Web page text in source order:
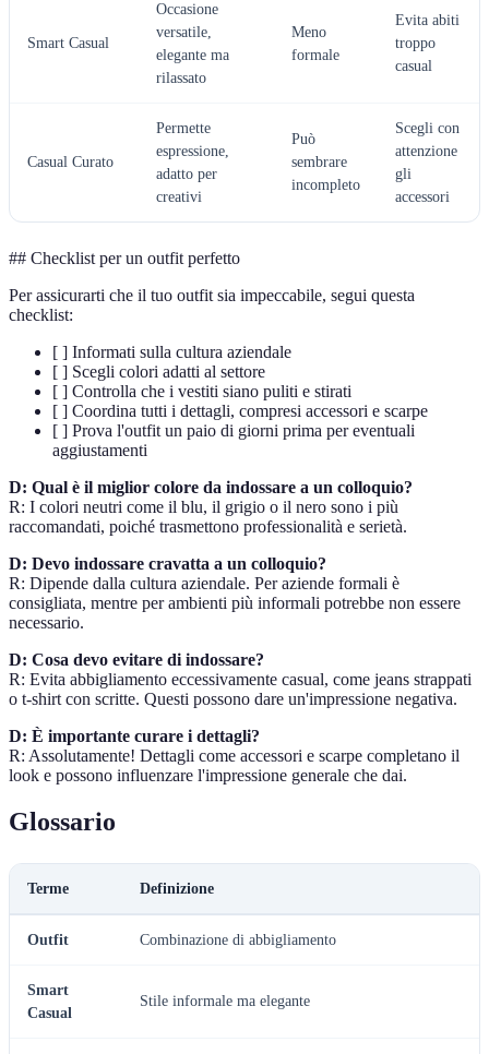
Smart Casual
Occasione
versatile,
elegante ma
rilassato
Meno
formale
Evita abiti
troppo
casual
Casual Curato
Permette
espressione,
adatto per
creativi
Può
sembrare
incompleto
Scegli con
attenzione
gli
accessori
## Checklist per un outfit perfetto
Per assicurarti che il tuo outfit sia impeccabile, segui questa
checklist:
[ ] Informati sulla cultura aziendale
[ ] Scegli colori adatti al settore
[ ] Controlla che i vestiti siano puliti e stirati
[ ] Coordina tutti i dettagli, compresi accessori e scarpe
[ ] Prova l'outfit un paio di giorni prima per eventuali
aggiustamenti
D: Qual è il miglior colore da indossare a un colloquio?
R: I colori neutri come il blu, il grigio o il nero sono i più
raccomandati, poiché trasmettono professionalità e serietà.
D: Devo indossare cravatta a un colloquio?
R: Dipende dalla cultura aziendale. Per aziende formali è
consigliata, mentre per ambienti più informali potrebbe non essere
necessario.
D: Cosa devo evitare di indossare?
R: Evita abbigliamento eccessivamente casual, come jeans strappati
o t-shirt con scritte. Questi possono dare un'impressione negativa.
D: È importante curare i dettagli?
R: Assolutamente! Dettagli come accessori e scarpe completano il
look e possono influenzare l'impressione generale che dai.
Glossario
Terme Definizione
Outfit Combinazione di abbigliamento
Smart
Casual
Stile informale ma elegante